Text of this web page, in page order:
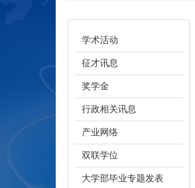
学术活动
征才讯息
奖学金
行政相关讯息
产业网络
双联学位
大学部毕业专题发表